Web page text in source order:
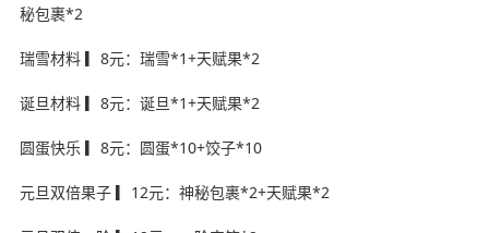
秘包裹*2
瑞雪材料 ▎8元：瑞雪*1+天赋果*2
诞旦材料 ▎8元：诞旦*1+天赋果*2
圆蛋快乐 ▎8元：圆蛋*10+饺子*10
元旦双倍果子 ▎12元：神秘包裹*2+天赋果*2